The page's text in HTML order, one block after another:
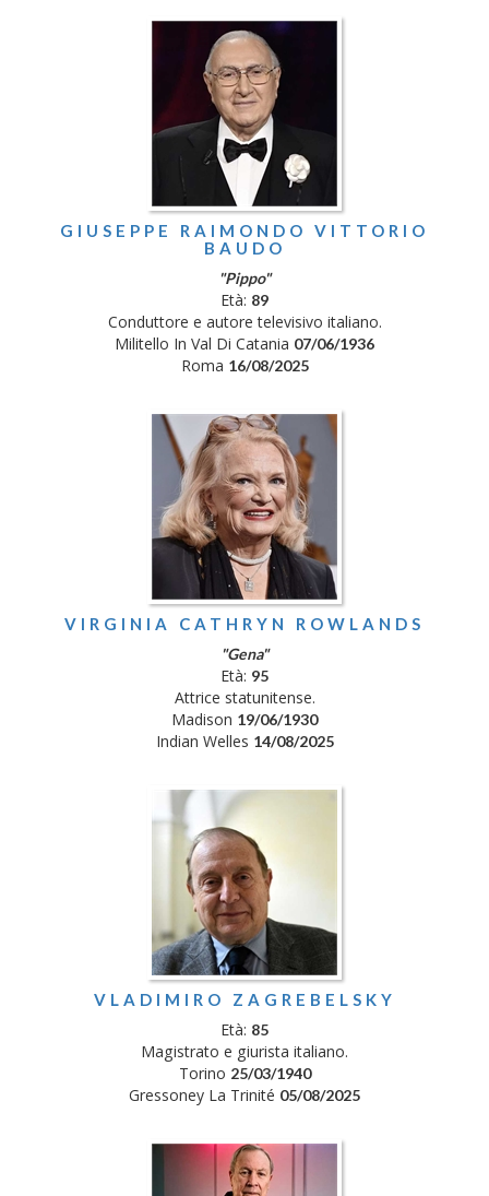
GIUSEPPE RAIMONDO VITTORIO
BAUDO
"Pippo"
Età: 89
Conduttore e autore televisivo italiano.
Militello In Val Di Catania 07/06/1936
Roma 16/08/2025
VIRGINIA CATHRYN ROWLANDS
"Gena"
Età: 95
Attrice statunitense.
Madison 19/06/1930
Indian Welles 14/08/2025
VLADIMIRO ZAGREBELSKY
Età: 85
Magistrato e giurista italiano.
Torino 25/03/1940
Gressoney La Trinité 05/08/2025